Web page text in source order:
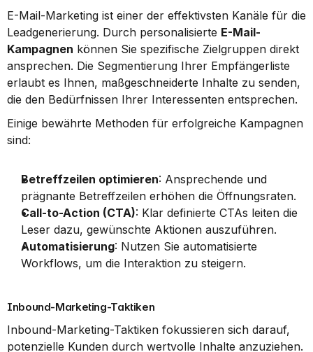
E-Mail-Marketing ist einer der effektivsten Kanäle für die
Leadgenerierung. Durch personalisierte E-Mail-
Kampagnen können Sie spezifische Zielgruppen direkt
ansprechen. Die Segmentierung Ihrer Empfängerliste
erlaubt es Ihnen, maßgeschneiderte Inhalte zu senden,
die den Bedürfnissen Ihrer Interessenten entsprechen.
Einige bewährte Methoden für erfolgreiche Kampagnen
sind:
Betreffzeilen optimieren: Ansprechende und
prägnante Betreffzeilen erhöhen die Öffnungsraten.
Call-to-Action (CTA): Klar definierte CTAs leiten die
Leser dazu, gewünschte Aktionen auszuführen.
Automatisierung: Nutzen Sie automatisierte
Workflows, um die Interaktion zu steigern.
Inbound-Marketing-Taktiken
Inbound-Marketing-Taktiken fokussieren sich darauf,
potenzielle Kunden durch wertvolle Inhalte anzuziehen.